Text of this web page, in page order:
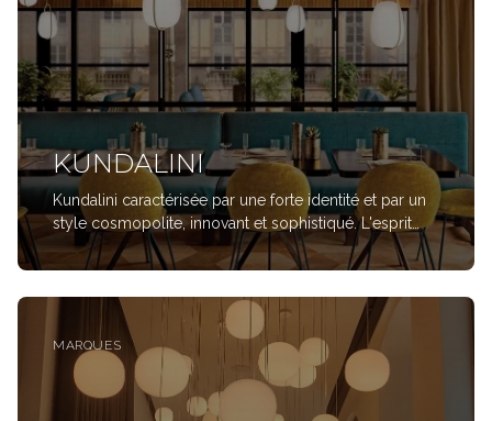
KUNDALINI
Kundalini caractérisée par une forte identité et par un
style cosmopolite, innovant et sophistiqué. L'esprit
anti-conventionnel de la Maison Kundalini unit depuis
toujours à la poésie fine de la forme la fonctionnalité
MARQUES